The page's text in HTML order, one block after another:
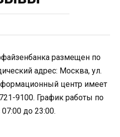
размещен по
адрес: Москва, ул.
центр имеет
9100. График работы по
до 23:00.